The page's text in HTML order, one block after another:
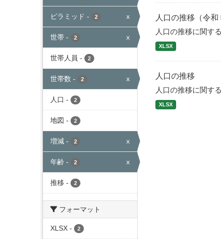
ピラミッド - 2 x
世帯 - 2 x
世帯人員 - 2
世帯数 - 2 x
人口 - 2
地図 - 2
増減 - 2 x
年齢 - 2 x
推移 - 2
フォーマット
XLSX - 2
人口の推移（令和
人口の推移に関す
XLSX
人口の推移
人口の推移に関す
XLSX